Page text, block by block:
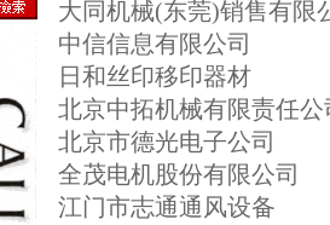
大同机械(东莞)销售有限
中信信息有限公司
日和丝印移印器材
北京中拓机械有限责任公
北京市德光电子公司
全茂电机股份有限公司
江门市志通通风设备